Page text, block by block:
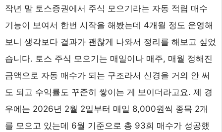
작년 말 토스증권에서 주식 모으기라는 자동 적립 매수
기능이 보여서 한번 시작을 해봤는데 4개월 정도 운영해
보니 생각보다 결과가 괜찮게 나와서 정리를 해보고 싶었
습니다. 토스 주식 모으기는 매일이나 매주, 매월 정해진
금액으로 자동 매수가 되는 구조라서 신경을 거의 안 써
도 되고 수익률도 꾸준히 쌓이는 게 보이더라고요. 제 경
우에는 2026년 2월 2일부터 매일 8,000원씩 종목 2개
를 모으고 있는데 6월 기준으로 총 93회 매수가 성공했